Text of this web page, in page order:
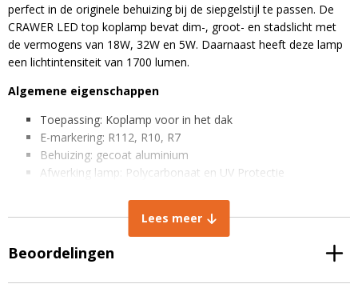
info@ledhandel24.nl
+31611204496
perfect in de originele behuizing bij de siepgelstijl te passen. De
CRAWER LED top koplamp bevat dim-, groot- en stadslicht met
de vermogens van 18W, 32W en 5W. Daarnaast heeft deze lamp
een lichtintensiteit van 1700 lumen.
Algemene eigenschappen
Toepassing: Koplamp voor in het dak
E-markering: R112, R10, R7
Behuizing: gecoat aluminium
Afwerking lamp: Polycarbonaat en UV Protectie
EMC Radio ontstoord: CISPR Klasse 4
Technische eigenschappen
Lees meer
Beoordelingen